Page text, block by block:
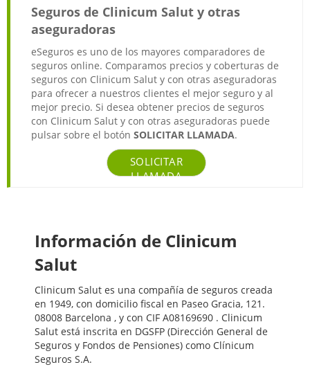
Seguros de Clinicum Salut y otras
aseguradoras
eSeguros es uno de los mayores comparadores de
seguros online. Comparamos precios y coberturas de
seguros con Clinicum Salut y con otras aseguradoras
para ofrecer a nuestros clientes el mejor seguro y al
mejor precio. Si desea obtener precios de seguros
con Clinicum Salut y con otras aseguradoras puede
pulsar sobre el botón SOLICITAR LLAMADA.
SOLICITAR
LLAMADA
Información de Clinicum
Salut
Clinicum Salut es una compañía de seguros creada
en 1949, con domicilio fiscal en Paseo Gracia, 121.
08008 Barcelona , y con CIF A08169690 . Clinicum
Salut está inscrita en DGSFP (Dirección General de
Seguros y Fondos de Pensiones) como Clínicum
Seguros S.A.